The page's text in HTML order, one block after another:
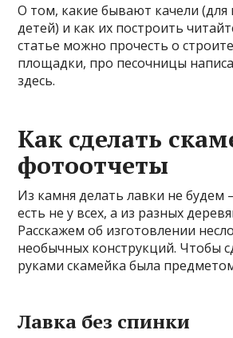
О том, какие бывают качели (для
детей) и как их построить
статье можно прочесть о
площадки, про песочницы
здесь.
Как сделать
фотоотчеты
Из камня делать лавки не
есть не у всех, а из разных
Расскажем об изготовлении
необычных конструкций. Чтобы
руками скамейка была
Лавка без спинки